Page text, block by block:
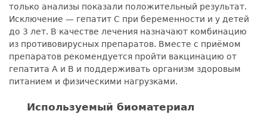
только анализы показали положительный результат.
Исключение — гепатит С при беременности и у детей
до 3 лет. В качестве лечения назначают комбинацию
из противовирусных препаратов. Вместе с приёмом
препаратов рекомендуется пройти вакцинацию от
гепатита А и B и поддерживать организм здоровым
питанием и физическими нагрузками.
Используемый биоматериал